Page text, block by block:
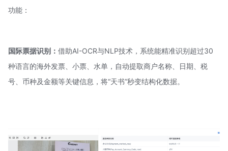
功能：
国际票据识别： 借助AI-OCR与NLP技术，系统能精准识别超过30
种语言的海外发票、小票、水单，自动提取商户名称、日期、税
号、币种及金额等关键信息，将“天书”秒变结构化数据。